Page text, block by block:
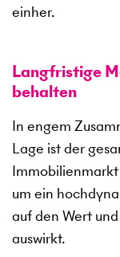
einher.
Langfristige
behalten
In engem
Lage ist der
um ein
auf den Wert
auswirkt.